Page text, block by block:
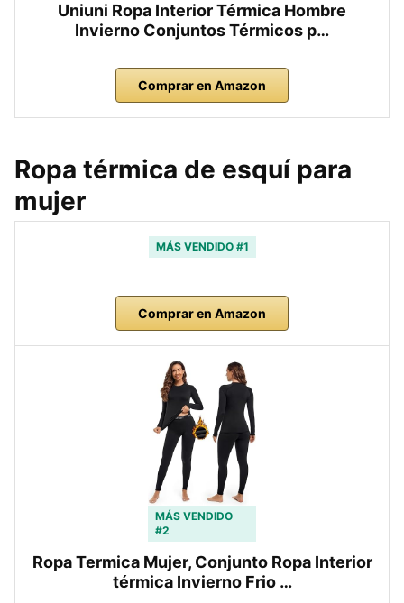
Uniuni Ropa Interior Térmica Hombre
Invierno Conjuntos Térmicos p…
Comprar en Amazon
Ropa térmica de esquí para
mujer
MÁS VENDIDO #1
Comprar en Amazon
MÁS VENDIDO
#2
Ropa Termica Mujer, Conjunto Ropa Interior
térmica Invierno Frio …